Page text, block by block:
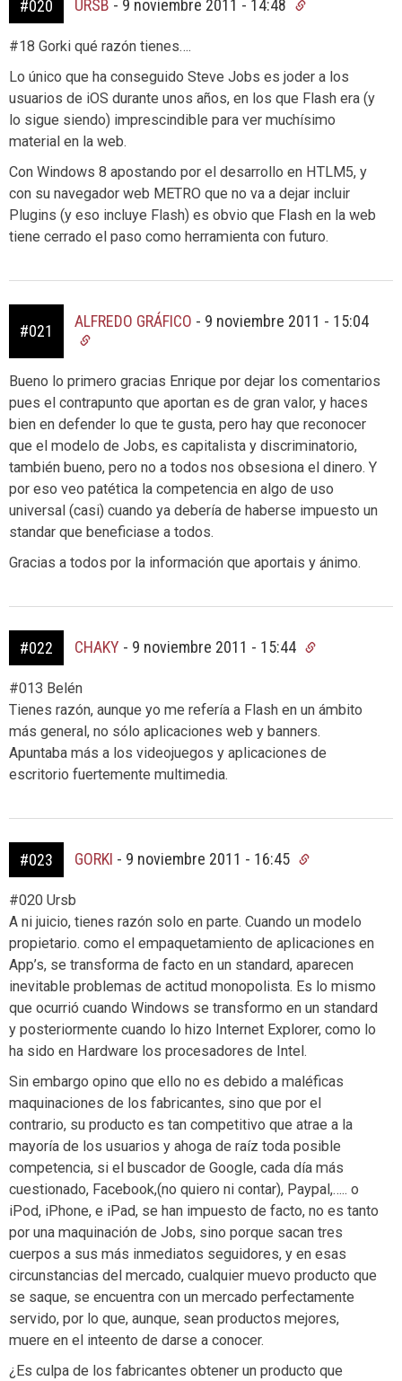
#020 URSB - 9 noviembre 2011 - 14:48
#18 Gorki qué razón tienes….
Lo único que ha conseguido Steve Jobs es joder a los
usuarios de iOS durante unos años, en los que Flash era (y
lo sigue siendo) imprescindible para ver muchísimo
material en la web.
Con Windows 8 apostando por el desarrollo en HTLM5, y
con su navegador web METRO que no va a dejar incluir
Plugins (y eso incluye Flash) es obvio que Flash en la web
tiene cerrado el paso como herramienta con futuro.
#021
ALFREDO GRÁFICO - 9 noviembre 2011 - 15:04
Bueno lo primero gracias Enrique por dejar los comentarios
pues el contrapunto que aportan es de gran valor, y haces
bien en defender lo que te gusta, pero hay que reconocer
que el modelo de Jobs, es capitalista y discriminatorio,
también bueno, pero no a todos nos obsesiona el dinero. Y
por eso veo patética la competencia en algo de uso
universal (casi) cuando ya debería de haberse impuesto un
standar que beneficiase a todos.
Gracias a todos por la información que aportais y ánimo.
#022 CHAKY - 9 noviembre 2011 - 15:44
#013 Belén
Tienes razón, aunque yo me refería a Flash en un ámbito
más general, no sólo aplicaciones web y banners.
Apuntaba más a los videojuegos y aplicaciones de
escritorio fuertemente multimedia.
#023 GORKI - 9 noviembre 2011 - 16:45
#020 Ursb
A ni juicio, tienes razón solo en parte. Cuando un modelo
propietario. como el empaquetamiento de aplicaciones en
App’s, se transforma de facto en un standard, aparecen
inevitable problemas de actitud monopolista. Es lo mismo
que ocurrió cuando Windows se transformo en un standard
y posteriormente cuando lo hizo Internet Explorer, como lo
ha sido en Hardware los procesadores de Intel.
Sin embargo opino que ello no es debido a maléficas
maquinaciones de los fabricantes, sino que por el
contrario, su producto es tan competitivo que atrae a la
mayoría de los usuarios y ahoga de raíz toda posible
competencia, si el buscador de Google, cada día más
cuestionado, Facebook,(no quiero ni contar), Paypal,….. o
iPod, iPhone, e iPad, se han impuesto de facto, no es tanto
por una maquinación de Jobs, sino porque sacan tres
cuerpos a sus más inmediatos seguidores, y en esas
circunstancias del mercado, cualquier muevo producto que
se saque, se encuentra con un mercado perfectamente
servido, por lo que, aunque, sean productos mejores,
muere en el inteento de darse a conocer.
¿Es culpa de los fabricantes obtener un producto que